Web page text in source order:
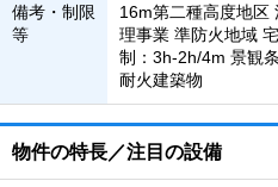
備考・制限
等
16m第二種高度地区
理事業 準防火地域
制：3h-2h/4m 景観
耐火建築物
物件の特長／注目の設備